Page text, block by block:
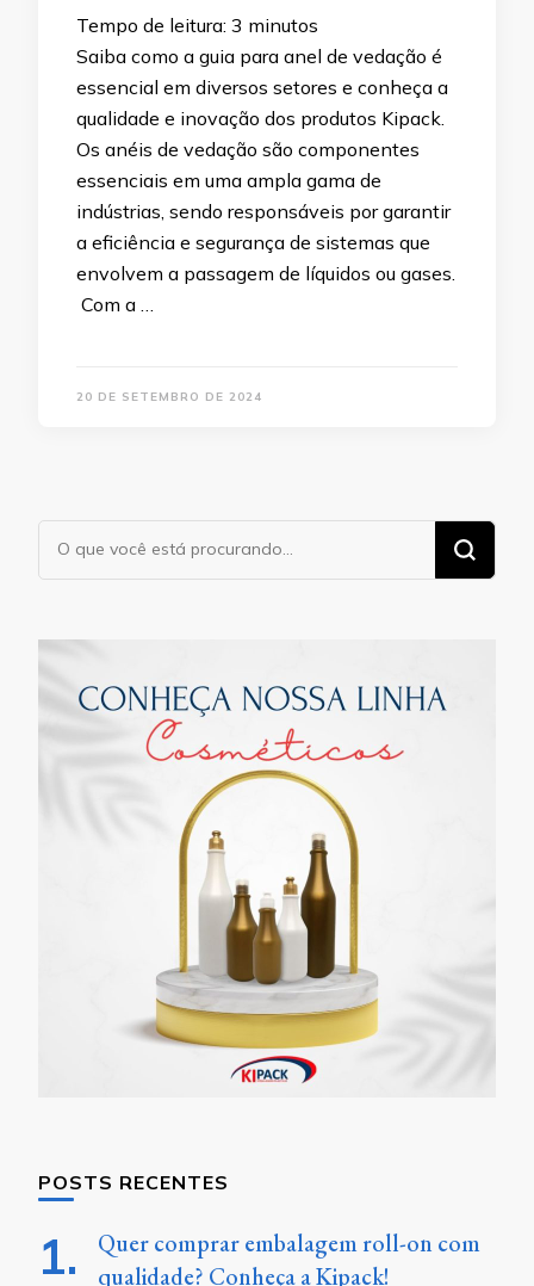
Tempo de leitura: 3 minutos
Saiba como a guia para anel de vedação é
essencial em diversos setores e conheça a
qualidade e inovação dos produtos Kipack.
Os anéis de vedação são componentes
essenciais em uma ampla gama de
indústrias, sendo responsáveis por garantir
a eficiência e segurança de sistemas que
envolvem a passagem de líquidos ou gases.
Com a …
20 DE SETEMBRO DE 2024
Procurando
algo?
POSTS RECENTES
Quer comprar embalagem roll-on com
qualidade? Conheça a Kipack!